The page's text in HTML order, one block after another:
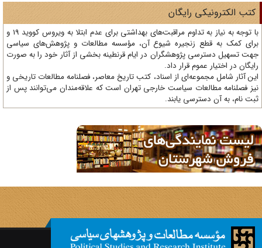
الکترونیکی رایگان
با توجه به نیاز به تداوم مراقبت‌های بهداشتی برای عدم ابتلا به ویروس کووید 19 و
کمک به قطع زنجیره شیوع آن، مؤسسه مطالعات و پژوهش‌های سیاسی
تسهیل دسترسی پژوهشگران در ایام قرنطینه بخشی از آثار خود را به صورت
در اختیار عموم قرار داد.
آثار شامل مجموعه‌ای از اسناد، کتب تاریخ معاصر، فصلنامه‌ مطالعات تاریخی و
فصلنامه مطالعات سیاست خارجی تهران است که علاقه‌مندان می‌توانند پس از
نام، به آن دسترسی یابند.